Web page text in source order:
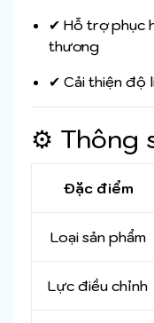
✔ Hỗ trợ phục
thương
✔ Cải thiện độ
⚙️ Thông
Đặc điểm
Loại sản phẩm
Lực điều chỉnh